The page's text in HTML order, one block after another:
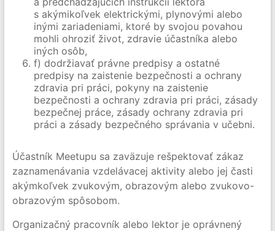
s akýmikoľvek elektrickými, plynovými alebo
inými zariadeniami, ktoré by svojou povahou
mohli ohroziť život, zdravie účastníka alebo
iných osôb,
f) dodržiavať právne predpisy a ostatné
predpisy na zaistenie bezpečnosti a ochrany
zdravia pri práci, pokyny na zaistenie
bezpečnosti a ochrany zdravia pri práci, zásady
bezpečnej práce, zásady ochrany zdravia pri
práci a zásady bezpečného správania v učebni.
Účastník Meetupu sa zaväzuje rešpektovať zákaz
zaznamenávania vzdelávacej aktivity alebo jej časti
akýmkoľvek zvukovým, obrazovým alebo zvukovo-
obrazovým spôsobom.
Organizačný pracovník alebo lektor je oprávnený